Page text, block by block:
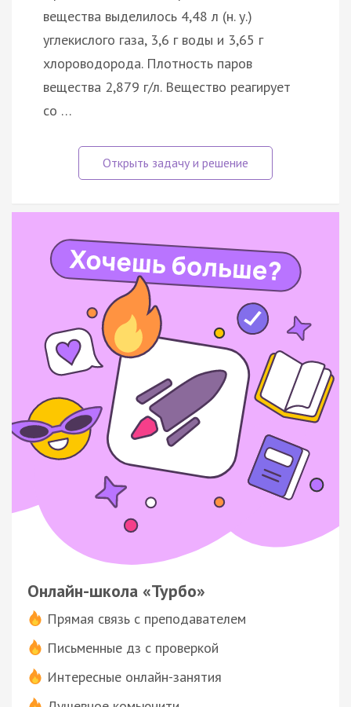
вещества выделилось 4,48 л (н. у.)
углекислого газа, 3,6 г воды и 3,65 г
хлороводорода. Плотность паров
вещества 2,879 г/л. Вещество реагирует
со …
Онлайн-школа «Турбо»
Прямая связь с преподавателем
Письменные дз с проверкой
Интересные онлайн-занятия